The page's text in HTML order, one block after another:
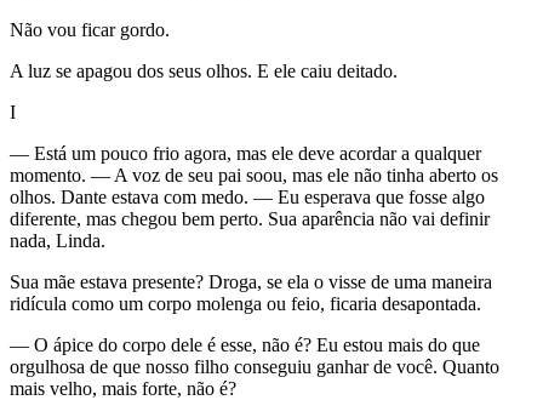
Não vou ficar gordo.
A luz se apagou dos seus olhos. E ele caiu deitado.
I
— Está um pouco frio agora, mas ele deve acordar a qualquer
momento. — A voz de seu pai soou, mas ele não tinha aberto os
olhos. Dante estava com medo. — Eu esperava que fosse algo
diferente, mas chegou bem perto. Sua aparência não vai definir
nada, Linda.
Sua mãe estava presente? Droga, se ela o visse de uma maneira
ridícula como um corpo molenga ou feio, ficaria desapontada.
— O ápice do corpo dele é esse, não é? Eu estou mais do que
orgulhosa de que nosso filho conseguiu ganhar de você. Quanto
mais velho, mais forte, não é?